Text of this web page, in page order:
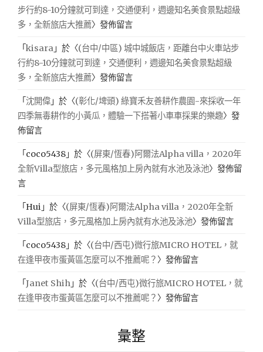
步行約8-10分鐘就可到達，交通便利，週邊知名美食景點超級
多，全新旅店大推薦〉發佈留言
「kisara 」於〈(台中/中區) 城中城飯店，距離台中火車站步
行約8-10分鐘就可到達，交通便利，週邊知名美食景點超級
多，全新旅店大推薦〉發佈留言
「沈開偉 」於〈(彰化/埤頭) 綠寶禾友善耕作農園-來採收一年
四季無毒耕作的小黃瓜，體驗一下搭著小車車採果的樂趣〉發
佈留言
「 coco5438 」於〈(屏東/恆春)阿爾法Alpha villa，2020年
全新Villa型旅店，多元風格加上房內就有水池及泳池〉發佈留
言
「Hui 」於〈(屏東/恆春)阿爾法Alpha villa，2020年全新
Villa型旅店，多元風格加上房內就有水池及泳池〉發佈留言
「 coco5438 」於〈(台中/西屯)微行旅MICRO HOTEL，就
在逢甲夜市蛋黃區怎麼可以不推薦呢？ 〉發佈留言
「Janet Shih 」於〈(台中/西屯)微行旅MICRO HOTEL，就
在逢甲夜市蛋黃區怎麼可以不推薦呢？ 〉發佈留言
彙整